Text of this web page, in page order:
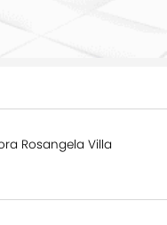
Rosangela Villa